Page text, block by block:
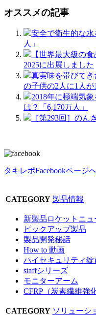
オススメの記事
安全で衛生的な
人」
【世界最大級の
2025に出展しました
真実味を帯びて
の子供の2人に1人
2018年に極端気
は？「6,170万人」
［第293回］のん
タキレポFacebookページ
CATEGORY 製品情報
新製品ロケットニュ
ピックアップ製品
製品開発秘話
How to 動画
ハイセキュリティ
staffシリーズ
モニターアーム
CFRP（炭素繊維強
CATEGORY ソリューシ